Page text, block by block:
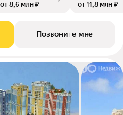
от 8,6 млн ₽
от 11,8 млн ₽
Позвоните мне